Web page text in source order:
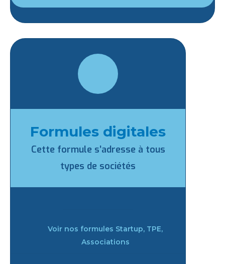
Formules digitales
Cette formule s’adresse à tous
types de sociétés
Voir nos formules Startup, TPE,
Associations